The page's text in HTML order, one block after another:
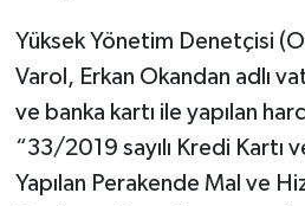
Yüksek Yönetim Denetçisi
Varol, Erkan Okandan adlı
ve banka kartı ile yapılan
“33/2019 sayılı Kredi Kartı
Yapılan Perakende Mal ve